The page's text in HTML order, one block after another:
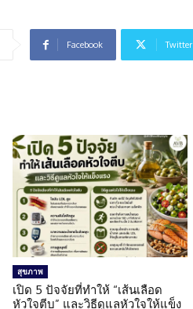
Facebook Twitter
สุขภาพ
เปิด 5 ปัจจัยที่ทำให้ “เส้นเลือด
หัวใจตีบ” และวิธีดูแลหัวใจให้แข็ง